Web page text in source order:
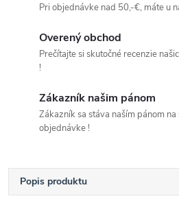
Pri objednávke nad 50,-€, máte u
Overený obchod
Prečítajte si skutočné recenzie
!
Zákazník našim pánom
Zákazník sa stáva naším pánom na
objednávke !
Popis produktu